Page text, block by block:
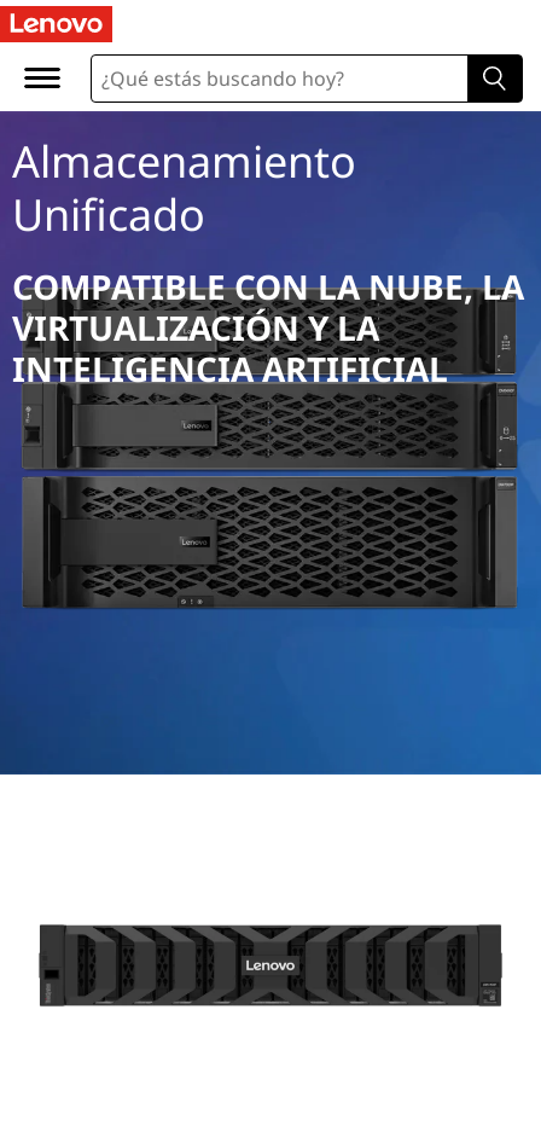
Almacenamiento
Unificado
COMPATIBLE CON LA NUBE, LA
VIRTUALIZACIÓN Y LA
INTELIGENCIA ARTIFICIAL